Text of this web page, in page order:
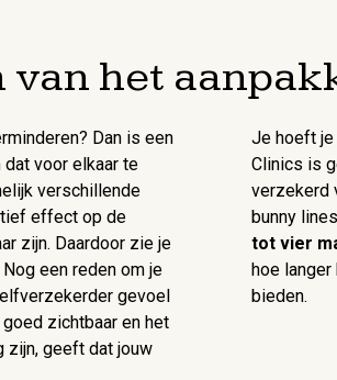
het
Dan is een
voor elkaar te
verschillende
effect op de
zijn. Daardoor zie je
een reden om je
gevoel
zichtbaar en het
zijn, geeft dat jouw
Je hoeft je
Clinics is
verzekerd
bunny
tot vier
hoe
bieden.